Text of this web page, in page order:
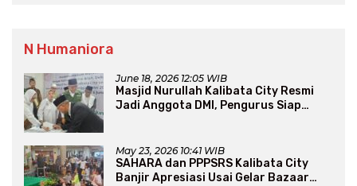
N Humaniora
June 18, 2026 12:05 WIB
Masjid Nurullah Kalibata City Resmi
Jadi Anggota DMI, Pengurus Siap
May 23, 2026 10:41 WIB
SAHARA dan PPPSRS Kalibata City
Banjir Apresiasi Usai Gelar Bazaar